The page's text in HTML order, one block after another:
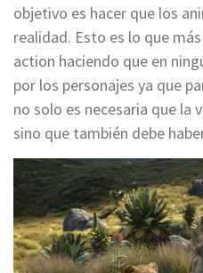
objetivo es hacer que los
realidad. Esto es lo que
action haciendo que en
por los personajes ya que
no solo es necesaria que la
sino que también debe